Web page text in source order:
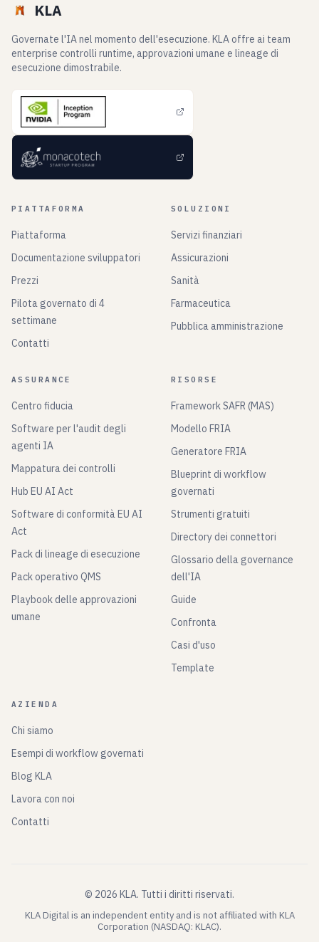
KLA
Governate l'IA nel momento dell'esecuzione. KLA offre ai team
enterprise controlli runtime, approvazioni umane e lineage di
esecuzione dimostrabile.
PIATTAFORMA
Piattaforma
Documentazione sviluppatori
Prezzi
Pilota governato di 4
settimane
Contatti
SOLUZIONI
Servizi finanziari
Assicurazioni
Sanità
Farmaceutica
Pubblica amministrazione
ASSURANCE
Centro fiducia
Software per l'audit degli
agenti IA
Mappatura dei controlli
Hub EU AI Act
Software di conformità EU AI
Act
Pack di lineage di esecuzione
Pack operativo QMS
Playbook delle approvazioni
umane
RISORSE
Framework SAFR (MAS)
Modello FRIA
Generatore FRIA
Blueprint di workflow
governati
Strumenti gratuiti
Directory dei connettori
Glossario della governance
dell'IA
Guide
Confronta
Casi d'uso
Template
AZIENDA
Chi siamo
Esempi di workflow governati
Blog KLA
Lavora con noi
Contatti
© 2026 KLA. Tutti i diritti riservati.
KLA Digital is an independent entity and is not affiliated with KLA
Corporation (NASDAQ: KLAC).